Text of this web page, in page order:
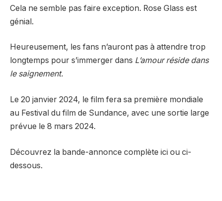
Cela ne semble pas faire exception. Rose Glass est
génial.
Heureusement, les fans n’auront pas à attendre trop
longtemps pour s’immerger dans L’amour réside dans
le saignement.
Le 20 janvier 2024, le film fera sa première mondiale
au Festival du film de Sundance, avec une sortie large
prévue le 8 mars 2024.
Découvrez la bande-annonce complète ici ou ci-
dessous.